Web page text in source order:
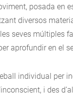
posada en
diversos
seves múltiples
aprofundir en el
individual per
i des